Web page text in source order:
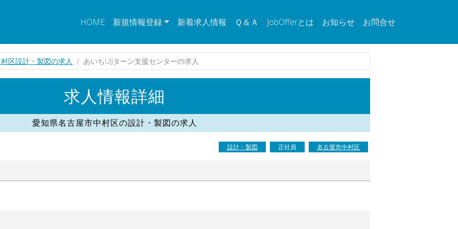
HOME 新規情報登録 新着求人情報 Ｑ＆Ａ JobOfferとは お知らせ お問合せ
区設計・製図の求人 あいちUIJターン支援センターの求人
求人情報詳細
愛知県名古屋市中村区の設計・製図の求人
設計・製図 正社員 名古屋市中村区